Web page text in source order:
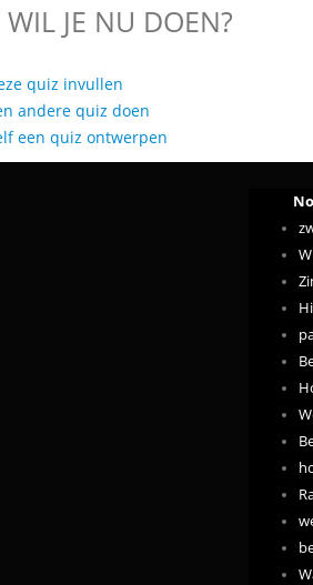
JE NU DOEN?
quiz invullen
andere quiz doen
een quiz ontwerpen